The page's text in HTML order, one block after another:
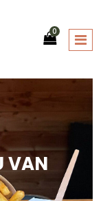
0
VAN